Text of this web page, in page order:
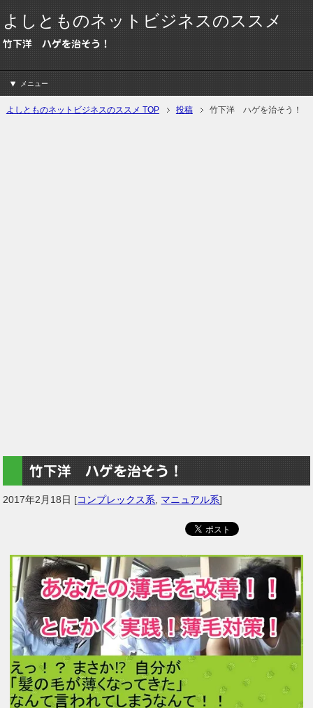
よしとものネットビジネスのススメ
竹下洋 ハゲを治そう！
メニュー
よしとものネットビジネスのススメ TOP 投稿 竹下洋 ハゲを治そう！
竹下洋 ハゲを治そう！
2017年2月18日 [コンプレックス系 マニュアル系]